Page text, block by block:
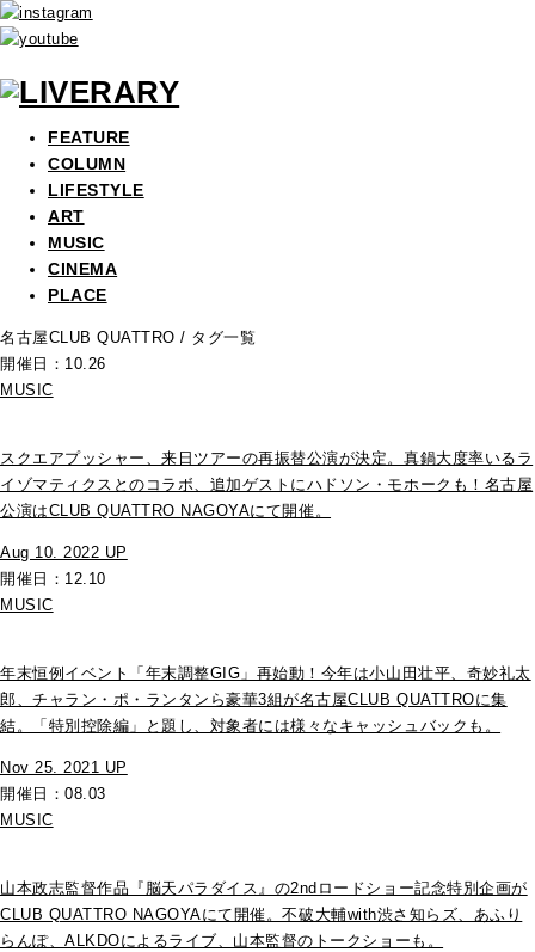
FEATURE
COLUMN
LIFESTYLE
ART
MUSIC
CINEMA
PLACE
名古屋CLUB QUATTRO / タグ一覧
開催日：10.26
MUSIC
スクエアプッシャー、来日ツアーの再振替公演が決定。真鍋大度率いるラ
イゾマティクスとのコラボ、追加ゲストにハドソン・モホークも！名古屋
公演はCLUB QUATTRO NAGOYAにて開催。
Aug 10. 2022 UP
開催日：12.10
MUSIC
年末恒例イベント「年末調整GIG」再始動！今年は小山田壮平、奇妙礼太
郎、チャラン・ポ・ランタンら豪華3組が名古屋CLUB QUATTROに集
結。「特別控除編」と題し、対象者には様々なキャッシュバックも。
Nov 25. 2021 UP
開催日：08.03
MUSIC
山本政志監督作品『脳天パラダイス』の2ndロードショー記念特別企画が
CLUB QUATTRO NAGOYAにて開催。不破大輔with渋さ知らズ、あふり
らんぽ、ALKDOによるライブ、山本監督のトークショーも。